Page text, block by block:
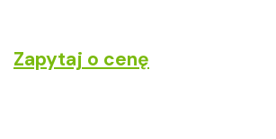
Zapytaj o cenę